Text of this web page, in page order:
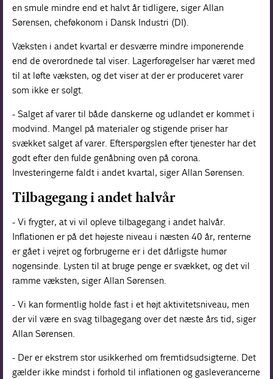
en smule mindre end et halvt år tidligere, siger Allan
Sørensen, cheføkonom i Dansk Industri (DI).
Væksten i andet kvartal er desværre mindre imponerende
end de overordnede tal viser. Lagerforøgelser har været med
til at løfte væksten, og det viser at der er produceret varer
som ikke er solgt.
- Salget af varer til både danskerne og udlandet er kommet i
modvind. Mangel på materialer og stigende priser har
svækket salget af varer. Efterspørgslen efter tjenester har det
godt efter den fulde genåbning oven på corona.
Investeringerne faldt i andet kvartal, siger Allan Sørensen.
Tilbagegang i andet halvår
- Vi frygter, at vi vil opleve tilbagegang i andet halvår.
Inflationen er på det højeste niveau i næsten 40 år, renterne
er gået i vejret og forbrugerne er i det dårligste humør
nogensinde. Lysten til at bruge penge er svækket, og det vil
ramme væksten, siger Allan Sørensen.
- Vi kan formentlig holde fast i et højt aktivitetsniveau, men
der vil være en svag tilbagegang over det næste års tid, siger
Allan Sørensen.
- Der er ekstrem stor usikkerhed om fremtidsudsigterne. Det
gælder ikke mindst i forhold til inflationen og gasleverancerne